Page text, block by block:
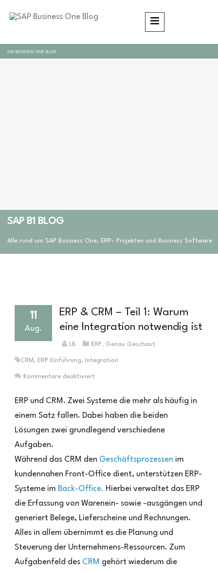
SAP BUSINESS ONE BLOG
SAP B1 BLOG
Alle rund um SAP Business One, ERP- Projekten und Business Software
11
Aug.
ERP & CRM – Teil 1: Warum
eine Integration notwendig ist
LB ERP, Genau Geschaut
CRM , ERP Einführung, Integration
Kommentare deaktiviert
–
Teil
eine
Integration
notwendig
ERP und CRM. Zwei Systeme die mehr als häufig in
einem Satz fallen. Dabei haben die beiden
Lösungen zwei grundlegend verschiedene
Aufgaben.
Während das CRM den Geschäftsprozessen im
kundennahen Front-Office dient, unterstützen ERP-
Systeme im Back-Office. Hierbei verwaltet das ERP
die Erfassung von Warenein- sowie -ausgängen und
generiert Belege, Lieferscheine und Rechnungen.
Alles in allem übernimmt es die Planung und
Steuerung der Unternehmens-Ressourcen. Zum
Aufgabenfeld des CRM gehört wiederum die